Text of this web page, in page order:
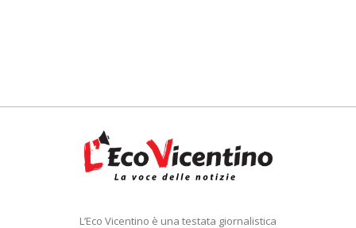
L’Eco Vicentino è una testata giornalistica